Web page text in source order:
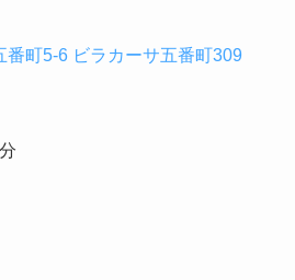
番町5-6 ビラカーサ五番町309